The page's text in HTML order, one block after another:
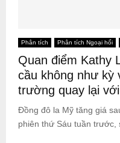
Phân tích Phân tích Ngoại hối
Quan điểm Kathy
cầu không như kỳ
trường quay lại
Đồng đô la Mỹ tăng giá
phiên thứ Sáu tuần trước,